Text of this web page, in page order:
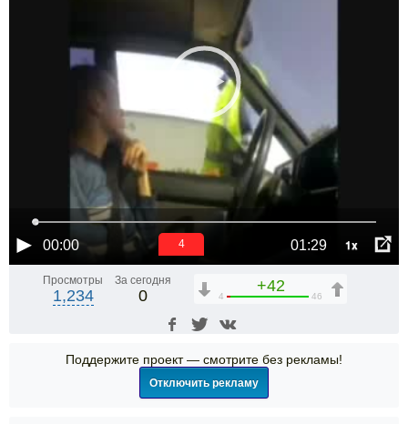
00:00 01:29 1x
3
Просмотры
1,234
За сегодня
0
+42
4 46
Поддержите проект — смотрите без рекламы!
Отключить рекламу